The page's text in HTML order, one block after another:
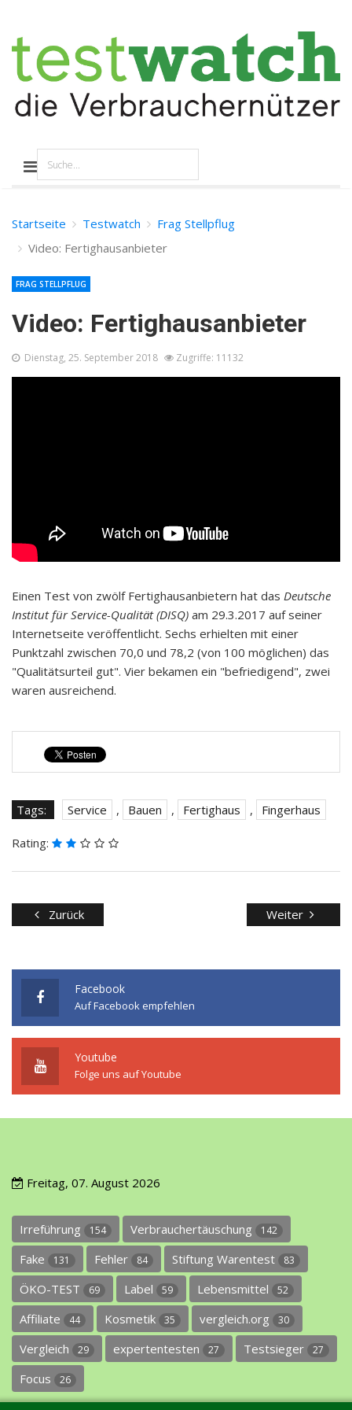
Startseite Testwatch
Frag Stellpflug
Video: Fertighausanbieter
Video: Fertighausanbieter
FRAG STELLPFLUG
Dienstag, 25. September 2018 Zugriffe: 11132
Einen Test von zwölf Fertighausanbietern hat das Deutsche
Institut für Service-Qualität (DISQ) am 29.3.2017 auf seiner
Internetseite veröffentlicht. Sechs erhielten mit einer
Punktzahl zwischen 70,0 und 78,2 (von 100 möglichen) das
"Qualitätsurteil gut". Vier bekamen ein "befriedigend", zwei
waren ausreichend.
Tags: Service , Bauen , Fertighaus , Fingerhaus
Rating:
Zurück Weiter
Facebook
Auf Facebook empfehlen
Youtube
Folge uns auf Youtube
Freitag, 07. August 2026
Irreführung 154 Verbrauchertäuschung 142
Fake 131 Fehler 84 Stiftung Warentest 83
ÖKO-TEST 69 Label 59 Lebensmittel 52
Affiliate 44 Kosmetik 35 vergleich.org 30
Vergleich 29 expertentesten 27 Testsieger 27
Focus 26